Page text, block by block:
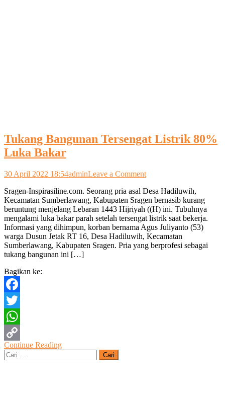
Tukang Bangunan Tersengat Listrik 80%
Luka Bakar
30 April 2022 18:54adminLeave a Commenton
Bangunan
Tersengat
Listrik
80%
Luka
Bakar
Sragen-Inspirasiline.com. Seorang pria asal Desa Hadiluwih,
Kecamatan Sumberlawang, Kabupaten Sragen bernasib kurang
beruntung menjelang Lebaran 1443 Hijriyah ((H) ini. Tubuhnya
mengalami luka bakar parah setelah tersengat listrik saat bekerja.
Informasi yang dihimpun, korban bernama Agus Juliyanto (53)
warga Dusun Jetak RT 16, Desa Hadiluwih, Kecamatan
Sumberlawang, Kabupaten Sragen. Pria yang berprofesi sebagai
tukang bangunan ini […]
Bagikan ke:
Facebook
Twitter
WhatsApp
Copy
Continue Reading
Cari
untuk: